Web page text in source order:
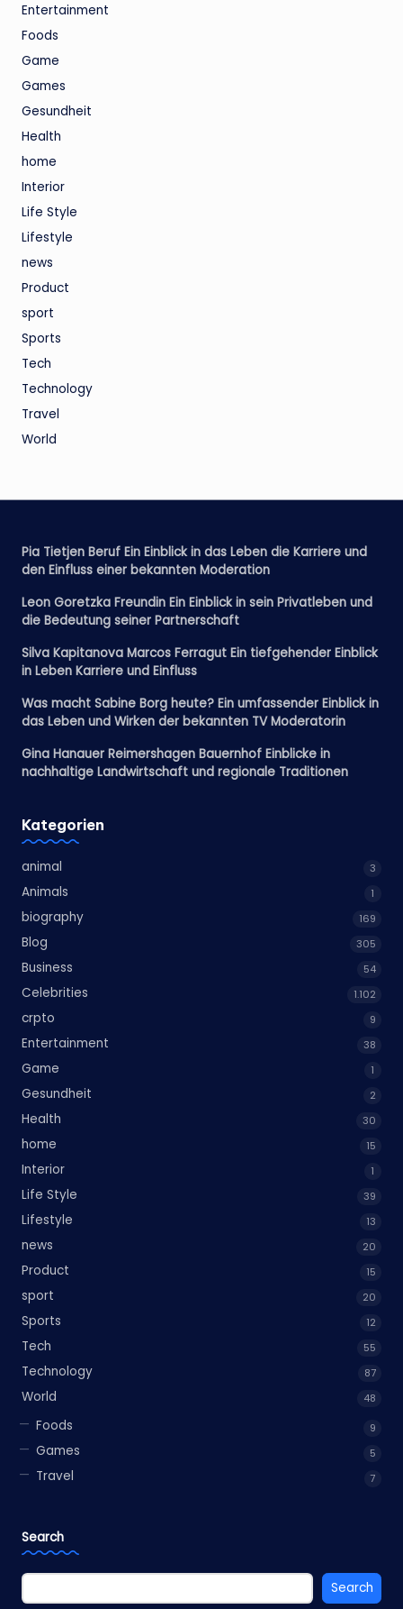
Entertainment
Foods
Game
Games
Gesundheit
Health
home
Interior
Life Style
Lifestyle
news
Product
sport
Sports
Tech
Technology
Travel
World
Pia Tietjen Beruf Ein Einblick in das Leben die Karriere und
den Einfluss einer bekannten Moderation
Leon Goretzka Freundin Ein Einblick in sein Privatleben und
die Bedeutung seiner Partnerschaft
Silva Kapitanova Marcos Ferragut Ein tiefgehender Einblick
in Leben Karriere und Einfluss
Was macht Sabine Borg heute? Ein umfassender Einblick in
das Leben und Wirken der bekannten TV Moderatorin
Gina Hanauer Reimershagen Bauernhof Einblicke in
nachhaltige Landwirtschaft und regionale Traditionen
Kategorien
animal 3
Animals 1
biography 169
Blog 305
Business 54
Celebrities 1.102
crpto 9
Entertainment 38
Game 1
Gesundheit 2
Health 30
home 15
Interior 1
Life Style 39
Lifestyle 13
news 20
Product 15
sport 20
Sports 12
Tech 55
Technology 87
World 48
Foods 9
Games 5
Travel 7
Search
Search